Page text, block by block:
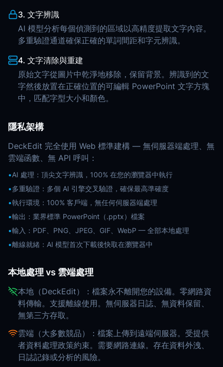
3. 文字辨識
AI 模型分析每個偵測到的區域以高精度提取文字內容。
多重驗證通道確保正確的單詞間距和字元辨識。
4. 文字清除與重建
原始文字從圖片中乾淨地移除，保留背景。辨識到的文
字然後放置在正確位置的可編輯 PowerPoint 文字方塊
中，匹配字型大小和顏色。
隱私架構
DeckEdit 完全使用 Web 標準建構 — 無伺服器端處理、無
雲端函數、無 API 呼叫：
•AI 處理：頂尖文字辨識，100% 在您的瀏覽器中執行
•多重驗證：多個 AI 引擎交叉驗證，確保最高準確度
•執行環境：100% 客戶端，無任何伺服器端處理
•輸出：業界標準 PowerPoint（.pptx）檔案
•輸入：PDF、PNG、JPEG、GIF、WebP — 全部本地處理
•離線就緒：AI 模型首次下載後快取在瀏覽器中
本地處理 vs 雲端處理
本地（DeckEdit）：檔案永不離開您的設備。零網路資
料傳輸。支援離線使用。無伺服器日誌、無資料保留、
無第三方存取。
雲端（大多數競品）：檔案上傳到遠端伺服器。受提供
者資料處理政策約束。需要網路連線。存在資料外洩、
日誌記錄或分析的風險。